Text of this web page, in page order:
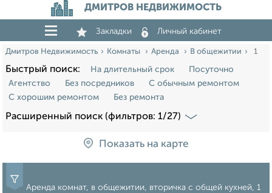
ДМИТРОВ НЕДВИЖИМОСТЬ
Закладки Личный кабинет
Дмитров Недвижимость Комнаты Аренда В общежитии 1
Быстрый поиск: На длительный срок
Посуточно
Агентство
Без посредников
С обычным ремонтом
С хорошим ремонтом
Без ремонта
Расширенный поиск (фильтров: 1/27)
Показать на карте
Аренда комнат, в общежитии, вторичка с общей кухней, 1